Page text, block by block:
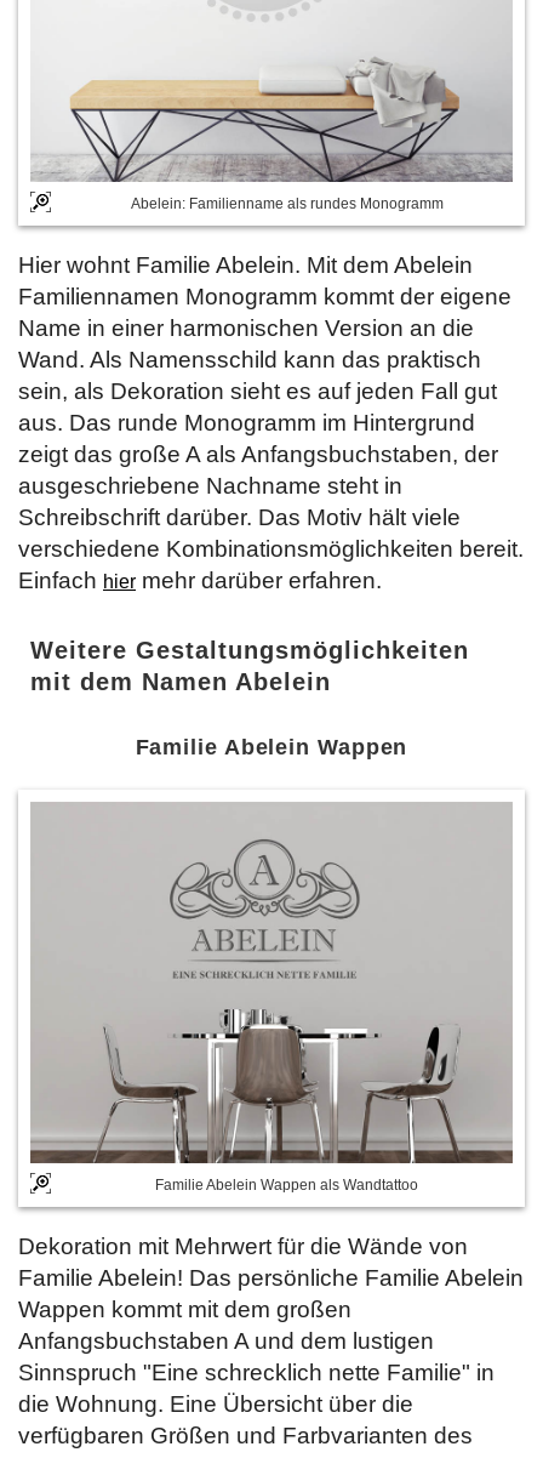
Abelein: Familienname als rundes Monogramm
Hier wohnt Familie Abelein. Mit dem Abelein
Familiennamen Monogramm kommt der eigene
Name in einer harmonischen Version an die
Wand. Als Namensschild kann das praktisch
sein, als Dekoration sieht es auf jeden Fall gut
aus. Das runde Monogramm im Hintergrund
zeigt das große A als Anfangsbuchstaben, der
ausgeschriebene Nachname steht in
Schreibschrift darüber. Das Motiv hält viele
verschiedene Kombinationsmöglichkeiten bereit.
Einfach hier mehr darüber erfahren.
Weitere Gestaltungsmöglichkeiten
mit dem Namen Abelein
Familie Abelein Wappen
Familie Abelein Wappen als Wandtattoo
Dekoration mit Mehrwert für die Wände von
Familie Abelein! Das persönliche Familie Abelein
Wappen kommt mit dem großen
Anfangsbuchstaben A und dem lustigen
Sinnspruch "Eine schrecklich nette Familie" in
die Wohnung. Eine Übersicht über die
verfügbaren Größen und Farbvarianten des